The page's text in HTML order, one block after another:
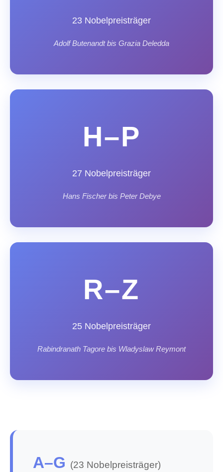
23 Nobelpreisträger
Adolf Butenandt bis Grazia Deledda
H–P
27 Nobelpreisträger
Hans Fischer bis Peter Debye
R–Z
25 Nobelpreisträger
Rabindranath Tagore bis Wladyslaw Reymont
A–G (23 Nobelpreisträger)